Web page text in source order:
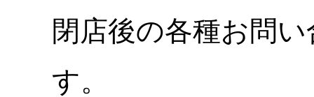
閉店後の各種お問
す。